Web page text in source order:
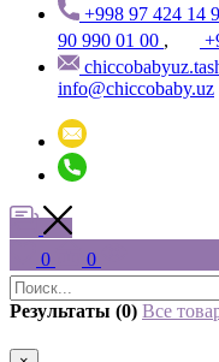
+998 97 424 14
90 990 01 00 ,
info@chiccobaby.uz
0 0
Результаты (0) Все